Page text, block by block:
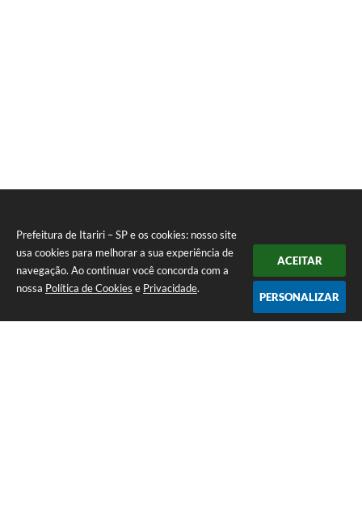
Prefeitura de Itariri – SP e os cookies: nosso site
usa cookies para melhorar a sua experiência de
navegação. Ao continuar você concorda com a
nossa Política de Cookies e Privacidade.
ACEITAR
PERSONALIZAR